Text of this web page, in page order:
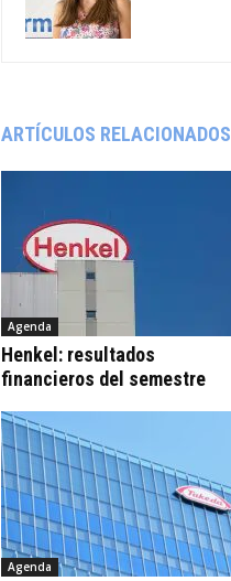
ARTÍCULOS RELACIONADOS
Agenda
Henkel: resultados
financieros del semestre
Agenda